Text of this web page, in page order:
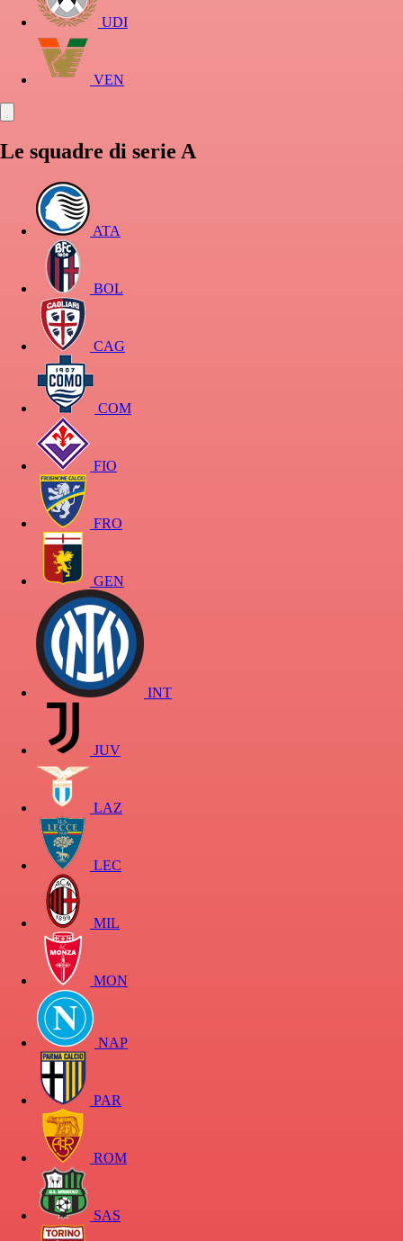
UDI
VEN
Le squadre di serie A
ATA
BOL
CAG
COM
FIO
FRO
GEN
INT
JUV
LAZ
LEC
MIL
MON
NAP
PAR
ROM
SAS